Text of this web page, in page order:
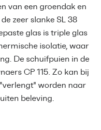
van een groendak en
zeer slanke SL 38
glas is triple glas
isolatie, waar
De schuifpuien in de
CP 115. Zo kan bij
worden naar
beleving.